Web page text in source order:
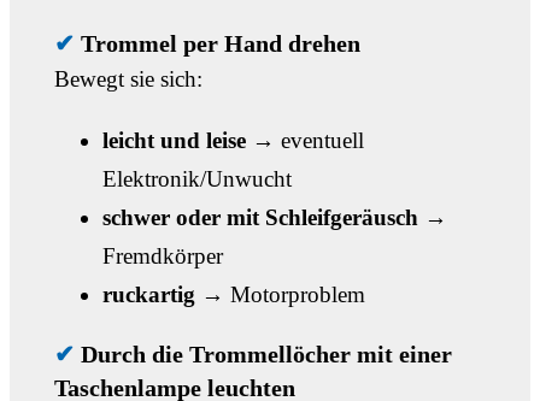
✔ Trommel per Hand drehen
Bewegt sie sich:
leicht und leise → eventuell
Elektronik/Unwucht
schwer oder mit Schleifgeräusch →
Fremdkörper
ruckartig → Motorproblem
✔ Durch die Trommellöcher mit einer
Taschenlampe leuchten